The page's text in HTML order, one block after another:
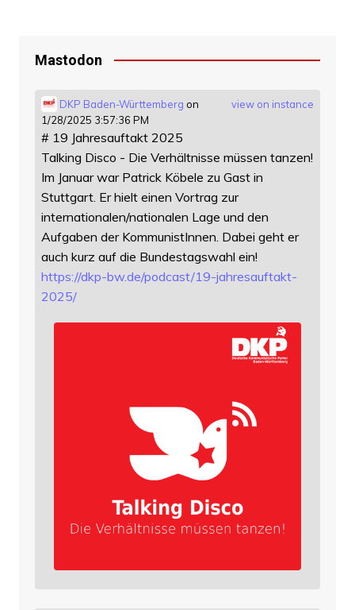
Mastodon
view on instance
DKP Baden-Württemberg on
1/28/2025 3:57:36 PM
# 19 Jahresauftakt 2025
Talking Disco - Die Verhältnisse müssen tanzen!
Im Januar war Patrick Köbele zu Gast in
Stuttgart. Er hielt einen Vortrag zur
internationalen/nationalen Lage und den
Aufgaben der KommunistInnen. Dabei geht er
auch kurz auf die Bundestagswahl ein!
https://dkp-bw.de/podcast/19-jahresauftakt-
2025/